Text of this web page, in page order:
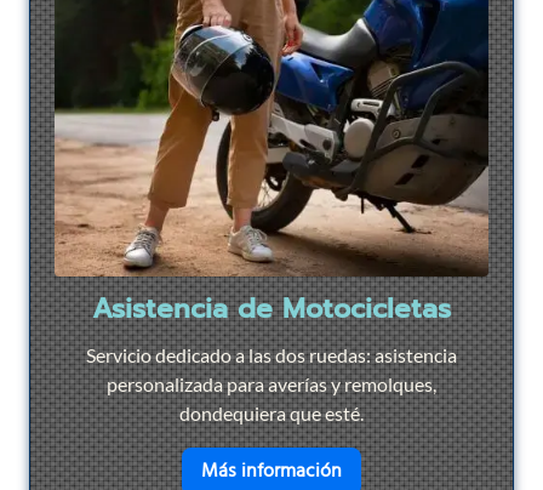
Asistencia de Motocicletas
Servicio dedicado a las dos ruedas: asistencia
personalizada para averías y remolques,
dondequiera que esté.
Más informaciónen savoir plus sur